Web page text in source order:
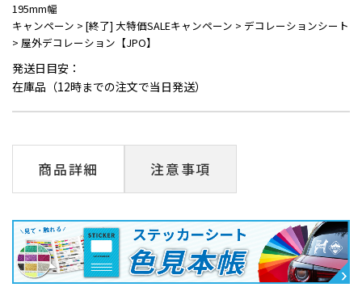
195mm幅
キャンペーン > [終了] 大特価SALEキャンペーン > デコレーションシート
> 屋外デコレーション【JPO】
発送日目安：
在庫品（12時までの注文で当日発送）
商品詳細 注意事項